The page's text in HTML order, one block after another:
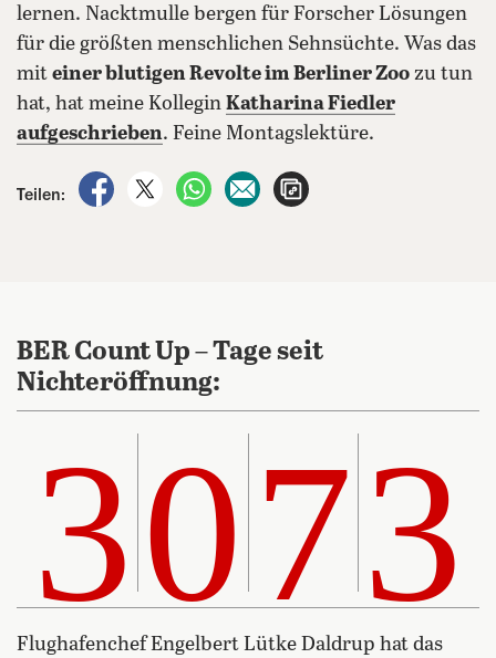
lernen. Nacktmulle bergen für Forscher Lösungen
für die größten menschlichen Sehnsüchte. Was das
mit einer blutigen Revolte im Berliner Zoo zu tun
hat, hat meine Kollegin Katharina Fiedler
aufgeschrieben. Feine Montagslektüre.
Teilen:
auf Facebook teilen
auf X teilenper WhatsApp teilen
per E-Mail teilen
BER Count Up – Tage seit
Nichteröffnung:
3073
3073
Flughafenchef Engelbert Lütke Daldrup hat das